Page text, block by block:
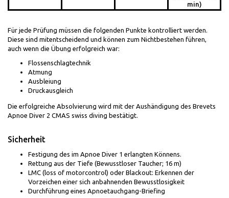
min)
Für jede Prüfung müssen die folgenden Punkte kontrolliert werden.
Diese sind mitentscheidend und können zum Nichtbestehen führen,
auch wenn die Übung erfolgreich war:
Flossenschlagtechnik
Atmung
Ausbleiung
Druckausgleich
Die erfolgreiche Absolvierung wird mit der Aushändigung des Brevets
Apnoe Diver 2 CMAS swiss diving bestätigt.
Sicherheit
Festigung des im Apnoe Diver 1 erlangten Könnens.
Rettung aus der Tiefe (Bewusstloser Taucher; 16 m)
LMC (loss of motorcontrol) oder Blackout: Erkennen der
Vorzeichen einer sich anbahnenden Bewusstlosigkeit
Durchführung eines Apnoetauchgang-Briefing